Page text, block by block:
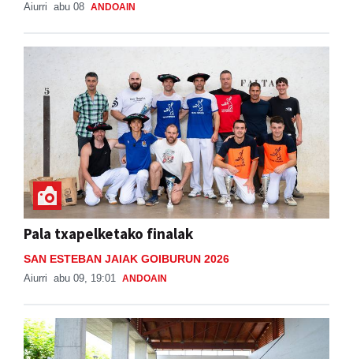
Aiurri abu 08 ANDOAIN
Pala txapelketako finalak
SAN ESTEBAN JAIAK GOIBURUN 2026
Aiurri abu 09, 19:01 ANDOAIN